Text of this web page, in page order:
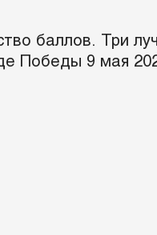
баллов. Три
Победы 9 мая